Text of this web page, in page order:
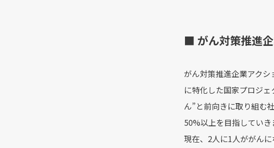
■ がん対策推進
がん対策推進企業アク
に特化した国家プロジ
ん”と前向きに取り組む
50%以上を目指していき
現在、2人に1人ががん